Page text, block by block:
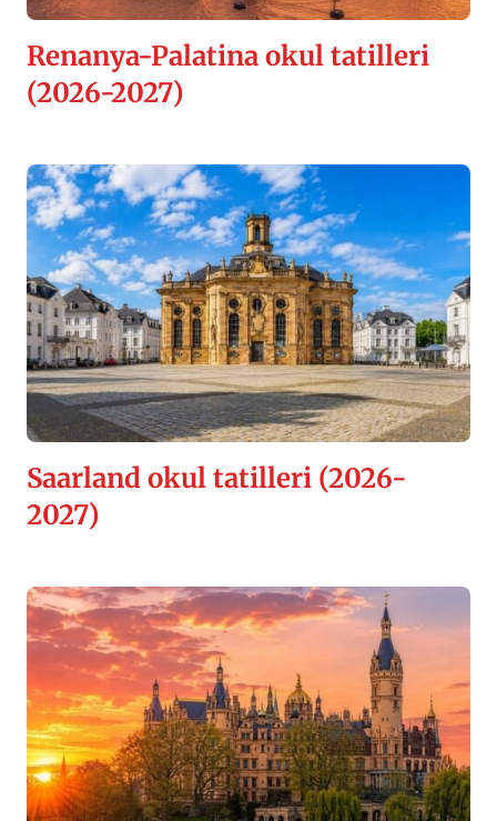
Renanya-Palatina okul tatilleri
(2026-2027)
Saarland okul tatilleri (2026-
2027)